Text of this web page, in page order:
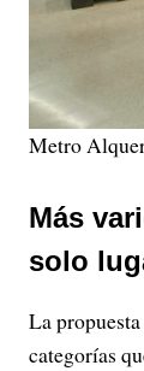
Metro
Más
solo
La
categorías